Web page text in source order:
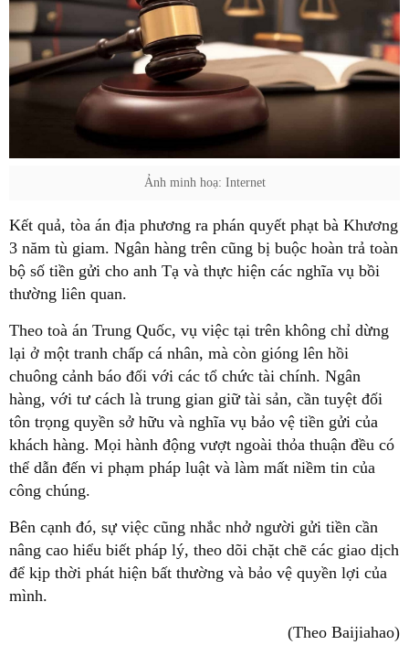
Ảnh minh hoạ: Internet
Kết quả, tòa án địa phương ra phán quyết phạt bà Khương
3 năm tù giam. Ngân hàng trên cũng bị buộc hoàn trả toàn
bộ số tiền gửi cho anh Tạ và thực hiện các nghĩa vụ bồi
thường liên quan.
Theo toà án Trung Quốc, vụ việc tại trên không chỉ dừng
lại ở một tranh chấp cá nhân, mà còn gióng lên hồi
chuông cảnh báo đối với các tổ chức tài chính. Ngân
hàng, với tư cách là trung gian giữ tài sản, cần tuyệt đối
tôn trọng quyền sở hữu và nghĩa vụ bảo vệ tiền gửi của
khách hàng. Mọi hành động vượt ngoài thỏa thuận đều có
thể dẫn đến vi phạm pháp luật và làm mất niềm tin của
công chúng.
Bên cạnh đó, sự việc cũng nhắc nhở người gửi tiền cần
nâng cao hiểu biết pháp lý, theo dõi chặt chẽ các giao dịch
để kịp thời phát hiện bất thường và bảo vệ quyền lợi của
mình.
(Theo Baijiahao)